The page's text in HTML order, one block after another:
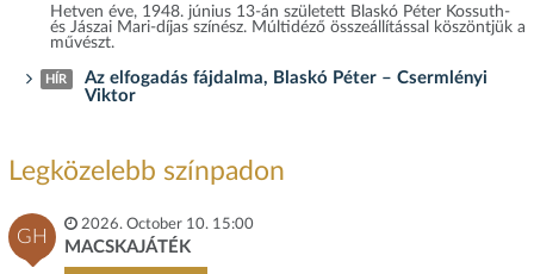
Hetven éve, 1948. június 13-án született Blaskó Péter Kossuth-
és Jászai Mari-díjas színész. Múltidéző összeállítással köszöntjük a
művészt.
HÍR
Az elfogadás fájdalma, Blaskó Péter – Csermlényi
Viktor
Legközelebb színpadon
GH
2026. October 10. 15:00
MACSKAJÁTÉK